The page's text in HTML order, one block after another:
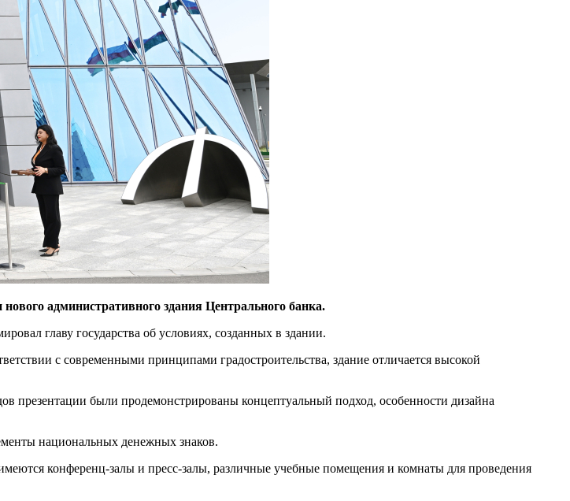
административного здания Центрального банка.
главу государства об условиях, созданных в здании.
с современными принципами градостроительства, здание отличается высокой
презентации были продемонстрированы концептуальный подход, особенности дизайна
национальных денежных знаков.
конференц-залы и пресс-залы, различные учебные помещения и комнаты для проведения